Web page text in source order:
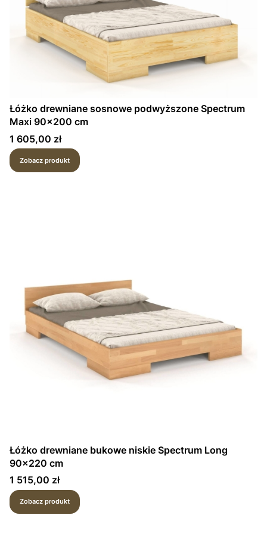
Łóżko drewniane sosnowe podwyższone Spectrum
Maxi 90x200 cm
Cena
1 605,00 zł
Zobacz produkt
Łóżko drewniane bukowe niskie Spectrum Long
90x220 cm
Cena
1 515,00 zł
Zobacz produkt